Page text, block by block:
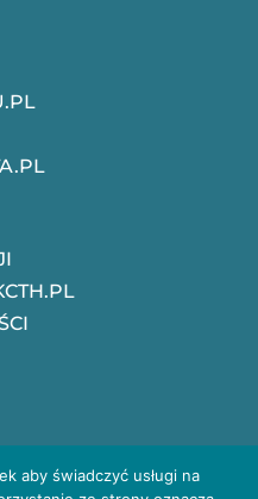
aby świadczyć usługi na